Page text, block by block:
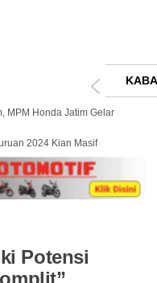
MPM Honda Jatim Gelar
2024 Kian Masif
Potensi